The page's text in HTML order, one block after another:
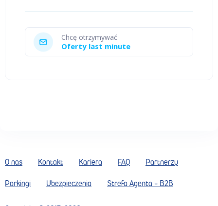
Chcę otrzymywać
Oferty last minute
O nas Kontakt Kariera FAQ Partnerzy
Parkingi Ubezpieczenia Strefa Agenta - B2B